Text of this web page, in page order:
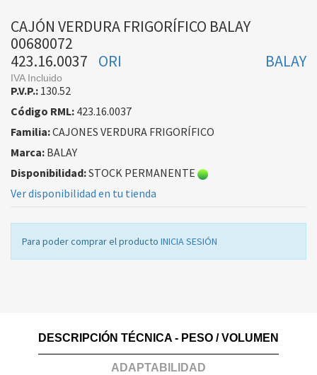
CAJÓN VERDURA FRIGORÍFICO BALAY
00680072
423.16.0037
BALAY
ORI
IVA Incluido
P.V.P.: 130.52
Código RML: 423.16.0037
Familia:CAJONES VERDURA FRIGORÍFICO
Marca: BALAY
Disponibilidad:STOCK PERMANENTE
Ver disponibilidad en tu tienda
Para poder comprar el producto INICIA SESIÓN
DESCRIPCIÓN TÉCNICA - PESO / VOLUMEN
ADAPTABILIDAD